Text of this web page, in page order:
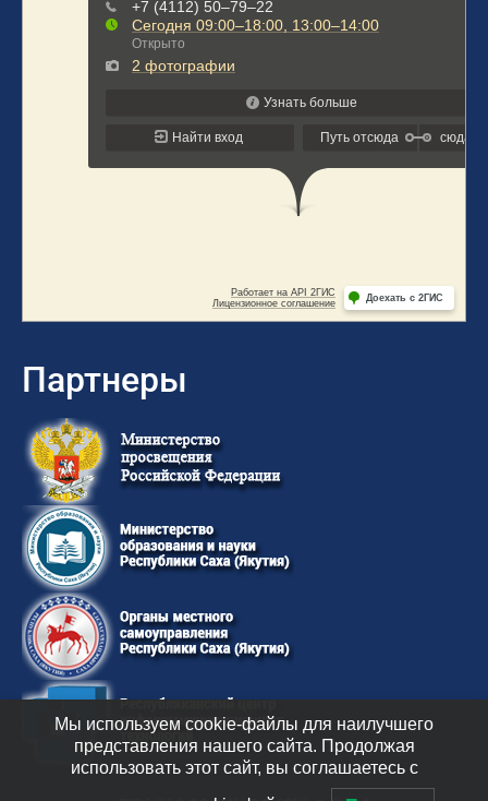
Партнеры
Мы используем cookie-файлы для наилучшего
представления нашего сайта. Продолжая
использовать этот сайт, вы соглашаетесь с